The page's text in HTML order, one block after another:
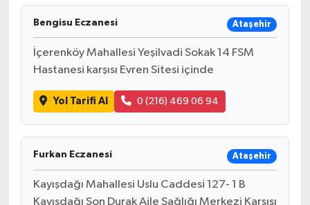
Bengisu Eczanesi Ataşehir
İçerenköy Mahallesi Yeşilvadi Sokak 14 FSM
Hastanesi karşısı Evren Sitesi içinde
Yol Tarifi Al 0 (216) 469 06 94
Furkan Eczanesi Ataşehir
Kayışdağı Mahallesi Uslu Caddesi 127- 1 B
Kayışdağı Son Durak Aile Sağlığı Merkezi Karşısı